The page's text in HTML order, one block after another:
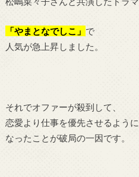
「やまとなでしこ」 で
人気が急上昇しました。
それでオファーが殺到して、
恋愛より仕事を優先させるように
なったことが破局の一因です。